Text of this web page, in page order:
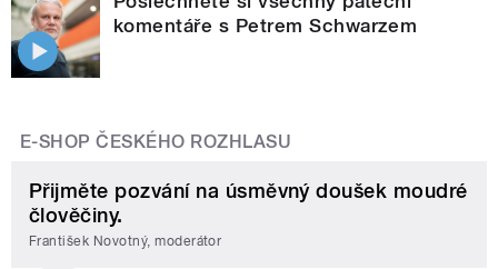
komentáře s Petrem Schwarzem
E-SHOP ČESKÉHO ROZHLASU
Přijměte pozvání na úsměvný doušek moudré
člověčiny.
František Novotný, moderátor